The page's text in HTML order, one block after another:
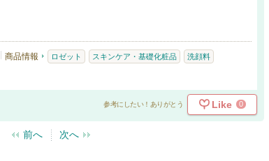
商品情報 ロゼット スキンケア・基礎化粧品 洗顔料
参考にしたい！ありがとう Like 0
前へ 次へ